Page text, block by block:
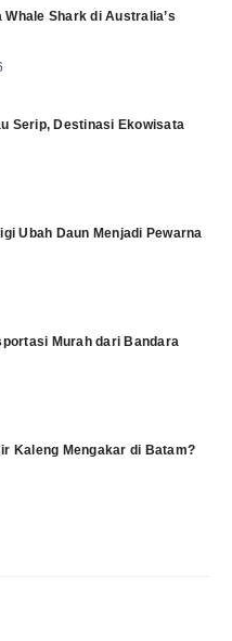
Shark di Australia’s
Serip, Destinasi Ekowisata
Ubah Daun Menjadi Pewarna
Murah dari Bandara
Kaleng Mengakar di Batam?